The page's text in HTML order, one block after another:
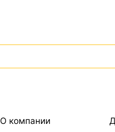
О компании